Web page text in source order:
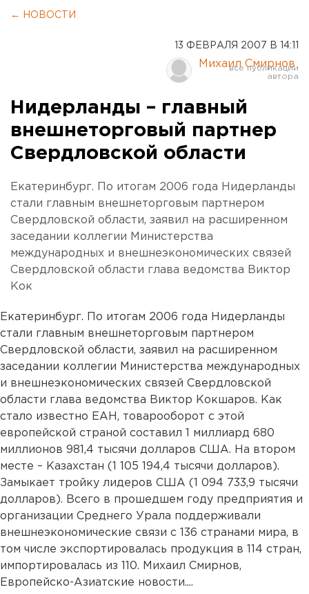
← НОВОСТИ
13 ФЕВРАЛЯ 2007 В 14:11
Михаил Смирнов
Нидерланды – главный
внешнеторговый партнер
Свердловской области
Екатеринбург. По итогам 2006 года Нидерланды
стали главным внешнеторговым партнером
Свердловской области, заявил на расширенном
заседании коллегии Министерства
международных и внешнеэкономических связей
Свердловской области глава ведомства Виктор
Кок
Екатеринбург. По итогам 2006 года Нидерланды
стали главным внешнеторговым партнером
Свердловской области, заявил на расширенном
заседании коллегии Министерства международных
и внешнеэкономических связей Свердловской
области глава ведомства Виктор Кокшаров. Как
стало известно ЕАН, товарооборот с этой
европейской страной составил 1 миллиард 680
миллионов 981,4 тысячи долларов США. На втором
месте – Казахстан (1 105 194,4 тысячи долларов).
Замыкает тройку лидеров США (1 094 733,9 тысячи
долларов). Всего в прошедшем году предприятия и
организации Среднего Урала поддерживали
внешнеэкономические связи с 136 странами мира, в
том числе экспортировалась продукция в 114 стран,
импортировалась из 110. Михаил Смирнов,
Европейско-Азиатские новости....